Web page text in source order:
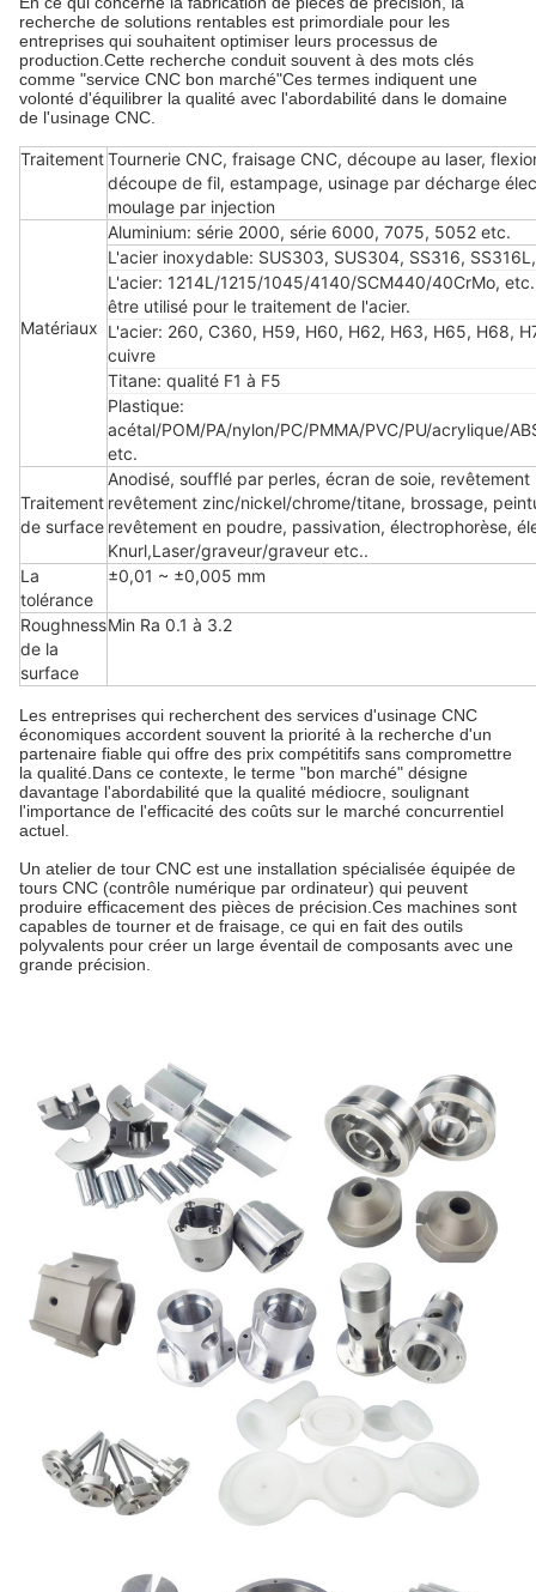
recherche de solutions rentables est primordiale pour les
entreprises qui souhaitent optimiser leurs processus de
production.Cette recherche conduit souvent à des mots clés
comme "service CNC bon marché"Ces termes indiquent une
volonté d'équilibrer la qualité avec l'abordabilité dans le domaine
de l'usinage CNC.
TraitementTournerie CNC, fraisage CNC, découpe au laser,
découpe de fil, estampage, usinage par décharge
moulage par injection
Matériaux
Aluminium: série 2000, série 6000, 7075, 5052 etc.
L'acier inoxydable: SUS303, SUS304, SS316,
L'acier: 1214L/1215/1045/4140/SCM440/40CrMo,
être utilisé pour le traitement de l'acier.
L'acier: 260, C360, H59, H60, H62, H63, H65, H68,
cuivre
Titane: qualité F1 à F5
Plastique:
acétal/POM/PA/nylon/PC/PMMA/PVC/PU/acrylique/
etc.
Traitement
de surface
Anodisé, soufflé par perles, écran de soie, revêtement
revêtement zinc/nickel/chrome/titane, brossage,
revêtement en poudre, passivation, électrophorèse,
Knurl,Laser/graveur/graveur etc..
La
tolérance
±0,01 ~ ±0,005 mm
Roughness
de la
surface
Min Ra 0.1 à 3.2
Les entreprises qui recherchent des services d'usinage CNC
économiques accordent souvent la priorité à la recherche d'un
partenaire fiable qui offre des prix compétitifs sans compromettre
la qualité.Dans ce contexte, le terme "bon marché" désigne
davantage l'abordabilité que la qualité médiocre, soulignant
l'importance de l'efficacité des coûts sur le marché concurrentiel
actuel.
Un atelier de tour CNC est une installation spécialisée équipée de
tours CNC (contrôle numérique par ordinateur) qui peuvent
produire efficacement des pièces de précision.Ces machines sont
capables de tourner et de fraisage, ce qui en fait des outils
polyvalents pour créer un large éventail de composants avec une
grande précision.